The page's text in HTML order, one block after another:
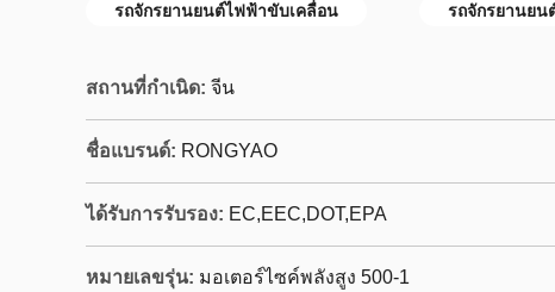
รถจักรยานยนต์ไฟฟ้าขับเคลื่อน รถจักรยานยน
สถานที่กำเนิด: จีน
ชื่อแบรนด์: RONGYAO
ได้รับการรับรอง: EC,EEC,DOT,EPA
หมายเลขรุ่น: มอเตอร์ไซค์พลังสูง 500-1